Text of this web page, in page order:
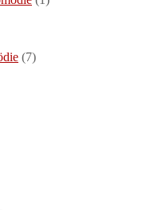
(7)